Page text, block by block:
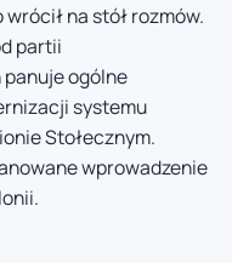
na stół rozmów.
partii
ogólne
systemu
Stołecznym.
wprowadzenie